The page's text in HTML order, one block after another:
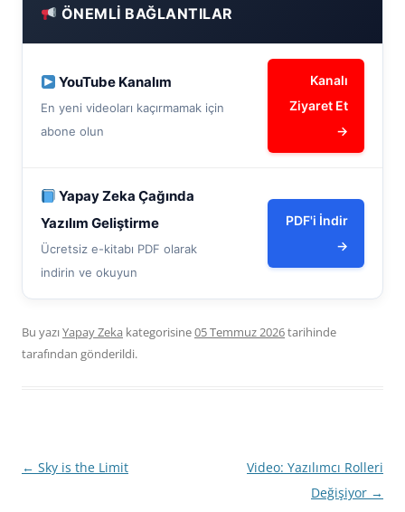
ÖNEMLI BAĞLANTILAR
YouTube Kanalım
En yeni videoları kaçırmamak için
abone olun
Kanalı
Ziyaret Et
→
Yapay Zeka Çağında
Yazılım Geliştirme
Ücretsiz e-kitabı PDF olarak
indirin ve okuyun
PDF'i İndir
→
Bu yazıYapay Zeka kategorisine05 Temmuz 2026tarihinde
tarafından gönderildi.
Yazı
← Sky is the Limit
Video: Yazılımcı Rolleri
Değişiyor →